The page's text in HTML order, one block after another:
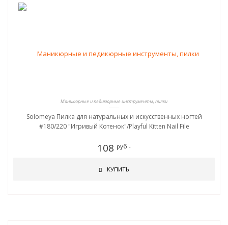
Маникюрные и педикюрные инструменты, пилки
Solomeya Пилка для натуральных и искусственных ногтей
#180/220 "Игривый Котенок"/Playful Kitten Nail File
108 руб.-
КУПИТЬ